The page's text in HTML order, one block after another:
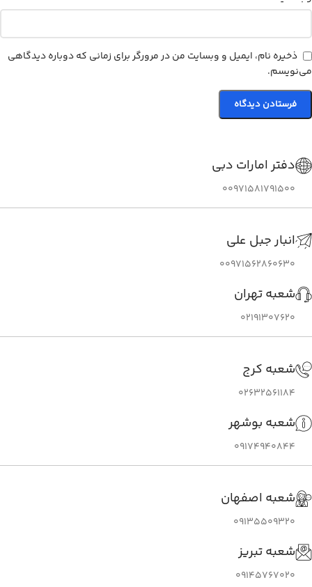
ذخیره نام، ایمیل و وبسایت من در مرورگر برای زمانی که دوباره دیدگاهی
می‌نویسم.
دفتر امارات دبی
00971581791500
انبار جبل علی
00971562860630
شعبه تهران
02191307620
شعبه کرج
02632561184
شعبه بوشهر
09174940844
شعبه اصفهان
09135509320
شعبه تبریز
09145767020